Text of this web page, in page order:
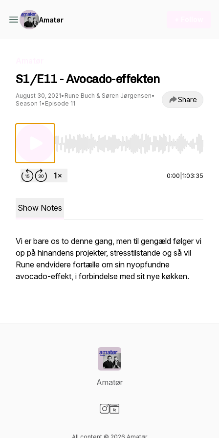
Amatør
S1/E11 - Avocado-effekten
August 30, 2021• Rune Buch & Søren Jørgensen•
Season 1• Episode 11 Share
Use Left/Right to seek, Home/End to jump
0:00 1:03:35
Show Notes
Vi er bare os to denne gang, men til gengæld følger vi
op på hinandens projekter, stresstilstande og så vil
Rune endvidere fortælle om sin nyopfundne
avocado-effekt, i forbindelse med sit nye køkken.
Amatør